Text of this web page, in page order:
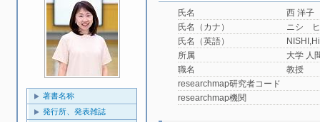
著書名称
発行所、発表雑誌
氏名
西 洋子
氏名（カナ）
ニシ
氏名（英語）
所属
大学 人
職名
教授
researchmap研究者コード
researchmap機関